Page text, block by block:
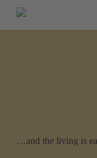
Skip
…and the living is